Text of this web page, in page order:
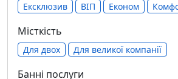
Ексклюзив ВІП Економ
Місткість
Для двох Для великої компанії
Банні послуги